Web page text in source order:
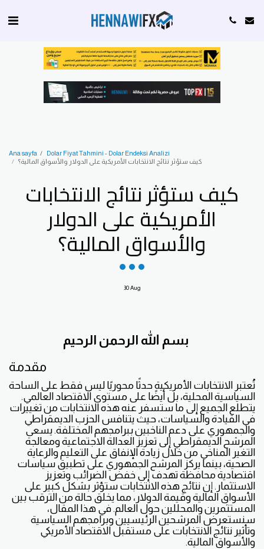
Ana sayfa
Dolar Fiyat Tahmini - Dolar Endeksi Analizi
كيف ستؤثر نتائج الانتخابات الأمريكية على الدولار والأسواق المالية؟
كيف ستؤثر نتائج الانتخابات
الأمريكية على الدولار
والأسواق المالية؟
30Aug
بسم الله الرحمن الرحيم
مقدمة
تُعتبر الانتخابات الأمريكية حدثًا محوريًا ليس فقط على الساحة
السياسية المحلية، بل أيضًا على مستوى الاقتصاد العالمي.
يتطلع الجميع إلى ما ستسفر عنه هذه الانتخابات من تغييرات
في القيادة والسياسات، حيث يتنافس الحزب الديمقراطي
والجمهوري على دعم الناخبين ببرامجهم المختلفة. يسعى
المرشح الديمقراطي إلى تعزيز العدالة الاجتماعية ومعالجة
التغير المناخي من خلال زيادة الإنفاق على التعليم والرعاية
الصحية، بينما يركز المرشح الجمهوري على تطبيق سياسات
اقتصادية محافظة تهدف إلى خفض الضرائب وتعزيز
الاستثمار. إن نتائج هذه الانتخابات ستؤثر بشكل كبير على
الأسواق المالية وقيمة الدولار، مما يخلق حالة من الترقب بين
المستثمرين والمحللين حول العالم. في هذا المقال،
سنستعرض المرشحين الرئيسيين وبرامجهم السياسية
وتأثير نتائج الانتخابات على مستقبل الاقتصاد الأمريكي
والأسواق المالية.